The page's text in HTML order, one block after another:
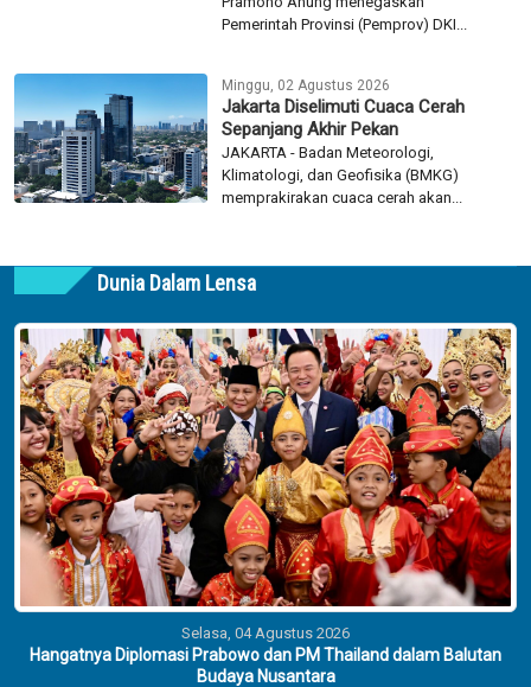
Pemerintah Provinsi (Pemprov) DKI...
Minggu, 02 Agustus 2026
Jakarta Diselimuti Cuaca Cerah
Sepanjang Akhir Pekan
JAKARTA - Badan Meteorologi,
Klimatologi, dan Geofisika (BMKG)
memprakirakan cuaca cerah akan...
Dunia Dalam Lensa
Selasa, 04 Agustus 2026
Hangatnya Diplomasi Prabowo dan PM Thailand dalam Balutan
Budaya Nusantara